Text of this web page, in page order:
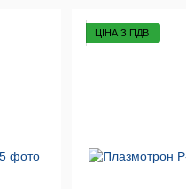
ЦІНА З ПДВ